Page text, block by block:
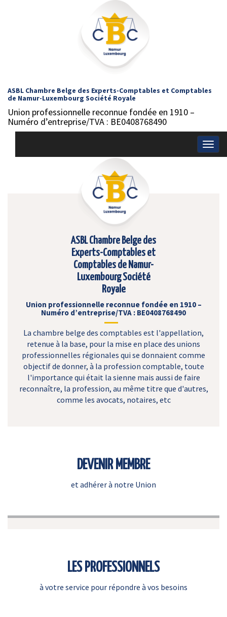
ASBL Chambre Belge des Experts-Comptables et Comptables
de Namur-Luxembourg Société Royale
Union professionnelle reconnue fondée en 1910 –
Numéro d’entreprise/TVA : BE0408768490
ASBL Chambre Belge des
Experts-Comptables et
Comptables de Namur-
Luxembourg Société
Royale
Union professionnelle reconnue fondée en 1910 –
Numéro d’entreprise/TVA : BE0408768490
La chambre belge des comptables est l'appellation,
retenue à la base, pour la mise en place des unions
professionnelles régionales qui se donnaient comme
objectif de donner, à la profession comptable, toute
l'importance qui était la sienne mais aussi de faire
reconnaître, la profession, au même titre que d'autres,
comme les avocats, notaires, etc
DEVENIR MEMBRE
et adhérer à notre Union
LES PROFESSIONNELS
à votre service pour répondre à vos besoins